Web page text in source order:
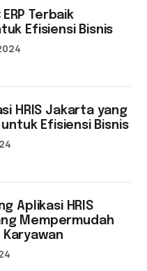
Terbaik
Efisiensi Bisnis
HRIS Jakarta yang
untuk Efisiensi Bisnis
Aplikasi HRIS
Mempermudah